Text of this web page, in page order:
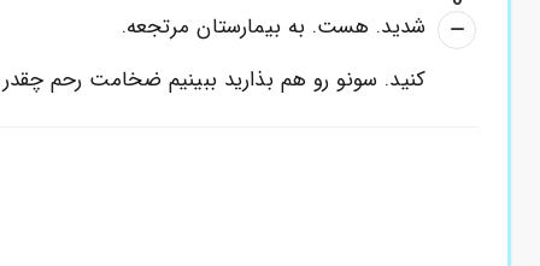
شدید. هست. به بیمارستان مرتجعه.
کنید. سونو رو هم بذارید ببینیم ضخامت رحم